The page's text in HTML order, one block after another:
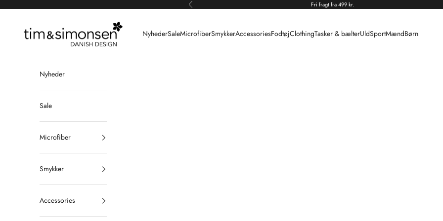
Forrige Fri fragt fra 499 kr.
Tim & Simonsen
NyhederSaleMicrofiberSmykkerAccessoriesFodtøjClothingTasker & bælterUldSportMændBørn
Nyheder
Sale
Microfiber
Smykker
Accessories